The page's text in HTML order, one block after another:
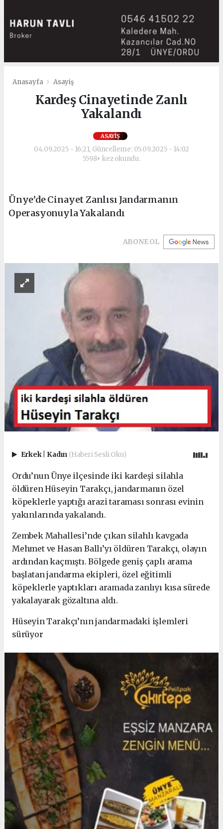
Anasayfa Asayiş
Kardeş Cinayetinde Zanlı
Yakalandı
ASAYIŞ
04.09.2025 - 16:21, Güncelleme: 05.09.2025 - 14:02
5598+ kez okundu.
Ünye’de Cinayet Zanlısı Jandarmanın
Operasyonuyla Yakalandı
ABONE OL
Erkek Kadın (Haberi Sesli Oku)
Ordu’nun Ünye ilçesinde iki kardeşi silahla
öldüren Hüseyin Tarakçı, jandarmanın özel
köpeklerle yaptığı arazi taraması sonrası evinin
yakınlarında yakalandı.
Zembek Mahallesi’nde çıkan silahlı kavgada
Mehmet ve Hasan Ballı’yı öldüren Tarakçı, olayın
ardından kaçmıştı. Bölgede geniş çaplı arama
başlatan jandarma ekipleri, özel eğitimli
köpeklerle yaptıkları aramada zanlıyı kısa sürede
yakalayarak gözaltına aldı.
Hüseyin Tarakçı’nın jandarmadaki işlemleri
sürüyor